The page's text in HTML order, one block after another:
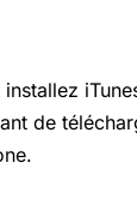
installez
de